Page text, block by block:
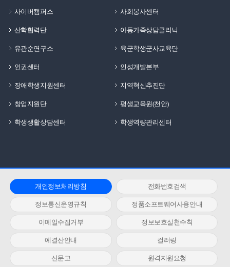
사이버캠퍼스 사회봉사센터
산학협력단 아동가족상담클리닉
유관순연구소 육군학생군사교육단
인권센터 인성개발본부
장애학생지원센터 지역혁신추진단
창업지원단 평생교육원(천안)
학생생활상담센터 학생역량관리센터
개인정보처리방침 전화번호검색
정보통신운영규칙 정품소프트웨어사용안내
이메일수집거부 정보보호실천수칙
예결산안내 컬러링
신문고 원격지원요청